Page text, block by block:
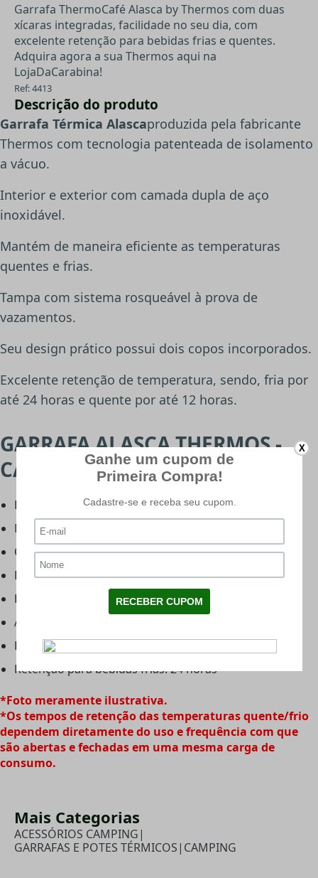
Garrafa ThermoCafé Alasca by Thermos com duas
xícaras integradas, facilidade no seu dia, com
excelente retenção para bebidas frias e quentes.
Adquira agora a sua Thermos aqui na
LojaDaCarabina!
Ref: 4413
Descrição do produto
Garrafa Térmica Alascaproduzida pela fabricante
Thermos com tecnologia patenteada de isolamento
a vácuo.
Interior e exterior com camada dupla de aço
inoxidável.
Mantém de maneira eficiente as temperaturas
quentes e frias.
Tampa com sistema rosqueável à prova de
vazamentos.
Seu design prático possui dois copos incorporados.
Excelente retenção de temperatura, sendo, fria por
até 24 horas e quente por até 12 horas.
GARRAFA ALASCA THERMOS -
CARACTERÍSTICAS:
Fabricante: Thermos
Modelo: Alasca
Cor: Bronze
Peso: 820g
Largura: 7,5cm
Altura: 30,6cm
Retenção para bebidas quentes: 12 Horas
Retenção para bebidas frias: 24 horas
*Foto meramente ilustrativa.
*​Os tempos de retenção das temperaturas quente/frio
dependem diretamente do uso e frequência com que
são abertas e fechadas em uma mesma carga de
consumo.
Mais Categorias
ACESSÓRIOS CAMPING|
GARRAFAS E POTES TÉRMICOS| CAMPING
X